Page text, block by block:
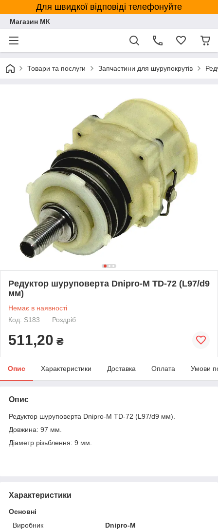
Для швидкої відповіді телефонуйте
Магазин МК
Товари та послуги Запчастини для шурупокрутів
Редуктор шуруповерта Dnipro-M TD-72 (L97/d9
мм)
Немає в наявності
Код: S183
Роздріб
511,20 ₴
Опис Характеристики Доставка Оплата Умови
Опис
Редуктор шуруповерта Dnipro-M TD-72 (L97/d9 мм).
Довжина: 97 мм.
Діаметр різьблення: 9 мм.
Характеристики
Основні
Виробник
Dnipro-M